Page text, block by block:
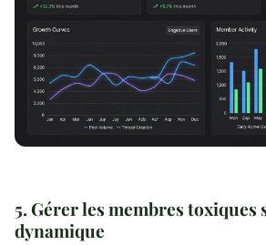
5. Gérer les membres toxiques
dynamique